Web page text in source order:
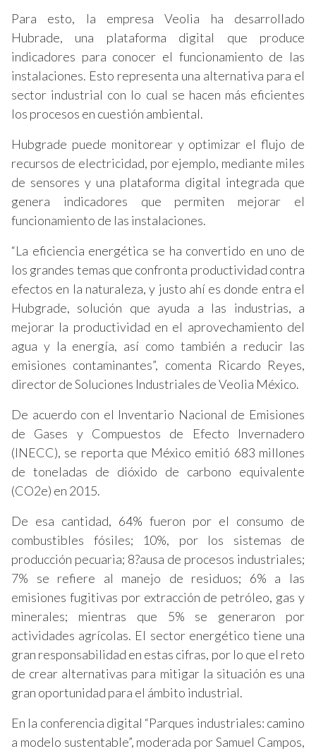
Para esto, la empresa Veolia ha desarrollado
Hubrade, una plataforma digital que produce
indicadores para conocer el funcionamiento de las
instalaciones. Esto representa una alternativa para el
sector industrial con lo cual se hacen más eficientes
los procesos en cuestión ambiental.
Hubgrade puede monitorear y optimizar el flujo de
recursos de electricidad, por ejemplo, mediante miles
de sensores y una plataforma digital integrada que
genera indicadores que permiten mejorar el
funcionamiento de las instalaciones.
“La eficiencia energética se ha convertido en uno de
los grandes temas que confronta productividad contra
efectos en la naturaleza, y justo ahí es donde entra el
Hubgrade, solución que ayuda a las industrias, a
mejorar la productividad en el aprovechamiento del
agua y la energía, así como también a reducir las
emisiones contaminantes”, comenta Ricardo Reyes,
director de Soluciones Industriales de Veolia México.
De acuerdo con el Inventario Nacional de Emisiones
de Gases y Compuestos de Efecto Invernadero
(INECC), se reporta que México emitió 683 millones
de toneladas de dióxido de carbono equivalente
(CO2e) en 2015.
De esa cantidad, 64% fueron por el consumo de
combustibles fósiles; 10%, por los sistemas de
producción pecuaria; 8?ausa de procesos industriales;
7% se refiere al manejo de residuos; 6% a las
emisiones fugitivas por extracción de petróleo, gas y
minerales; mientras que 5% se generaron por
actividades agrícolas. El sector energético tiene una
gran responsabilidad en estas cifras, por lo que el reto
de crear alternativas para mitigar la situación es una
gran oportunidad para el ámbito industrial.
En la conferencia digital “Parques industriales: camino
a modelo sustentable”, moderada por Samuel Campos,